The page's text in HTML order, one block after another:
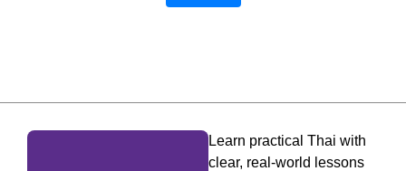
Learn practical Thai with
clear, real-world lessons